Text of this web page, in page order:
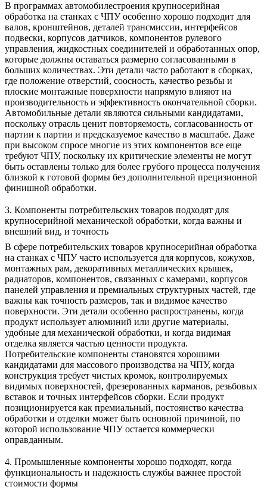
В программах автомобилестроения крупносерийная
обработка на станках с ЧПУ особенно хорошо подходит для
валов, кронштейнов, деталей трансмиссии, интерфейсов
подвески, корпусов датчиков, компонентов рулевого
управления, жидкостных соединителей и обработанных опор,
которые должны оставаться размерно согласованными в
больших количествах. Эти детали часто работают в сборках,
где положение отверстий, соосность, качество резьбы и
плоские монтажные поверхности напрямую влияют на
производительность и эффективность окончательной сборки.
Автомобильные детали являются сильными кандидатами,
поскольку отрасль ценит повторяемость, согласованность от
партии к партии и предсказуемое качество в масштабе. Даже
при высоком спросе многие из этих компонентов все еще
требуют ЧПУ, поскольку их критические элементы не могут
быть оставлены только для более грубого процесса получения
близкой к готовой формы без дополнительной прецизионной
финишной обработки.
3. Компоненты потребительских товаров подходят для
крупносерийной механической обработки, когда важны и
внешний вид, и точность
В сфере потребительских товаров крупносерийная обработка
на станках с ЧПУ часто используется для корпусов, кожухов,
монтажных рам, декоративных металлических крышек,
радиаторов, компонентов, связанных с камерами, корпусов
панелей управления и премиальных структурных частей, где
важны как точность размеров, так и видимое качество
поверхности. Эти детали особенно распространены, когда
продукт использует алюминий или другие материалы,
удобные для механической обработки, и когда видимая
отделка является частью ценности продукта.
Потребительские компоненты становятся хорошими
кандидатами для массового производства на ЧПУ, когда
конструкция требует чистых кромок, контролируемых
видимых поверхностей, фрезерованных карманов, резьбовых
вставок и точных интерфейсов сборки. Если продукт
позиционируется как премиальный, постоянство качества
обработки и отделки может быть основной причиной, по
которой использование ЧПУ остается коммерчески
оправданным.
4. Промышленные компоненты хорошо подходят, когда
функциональность и надежность службы важнее простой
стоимости формы